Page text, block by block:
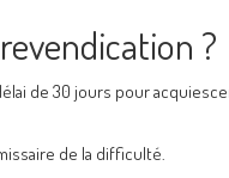
?
de 30 jours pour
de la difficulté.